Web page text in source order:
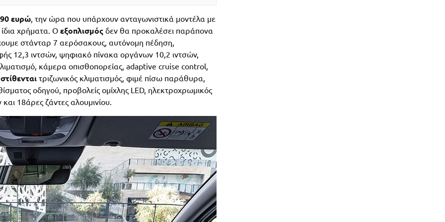
ευρώ, την ώρα που υπάρχουν ανταγωνιστικά μοντέλα με
χρήματα. Ο εξοπλισμός δεν θα προκαλέσει παράπονα
στάνταρ 7 αερόσακους, αυτόνομη πέδηση,
12,3 ιντσών, ψηφιακό πίνακα οργάνων 10,2 ιντσών,
κάμερα οπισθοπορείας, adaptive cruise control,
τριζωνικός κλιματισμός, φιμέ πίσω παράθυρα,
οδηγού, προβολείς ομίχλης LED, ηλεκτροχρωμικός
18άρες ζάντες αλουμινίου.